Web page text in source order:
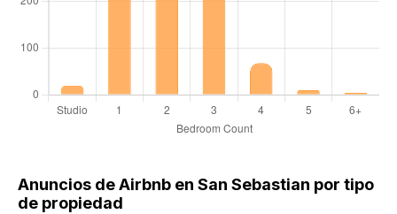
Anuncios de Airbnb en San Sebastian por tipo
de propiedad